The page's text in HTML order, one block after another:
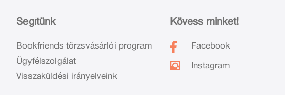
Segítünk
Bookfriends törzsvásárlói program
Ügyfélszolgálat
Visszaküldési irányelveink
Kövess minket!
Facebook
Instagram